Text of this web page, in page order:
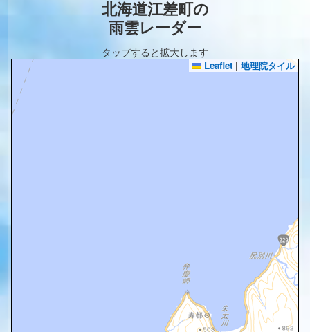
北海道江差町の
雨雲レーダー
タップすると拡大します
Leaflet | 地理院タイル